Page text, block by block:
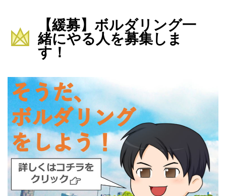
【緩募】ボルダリング一
緒にやる人を募集しま
す！